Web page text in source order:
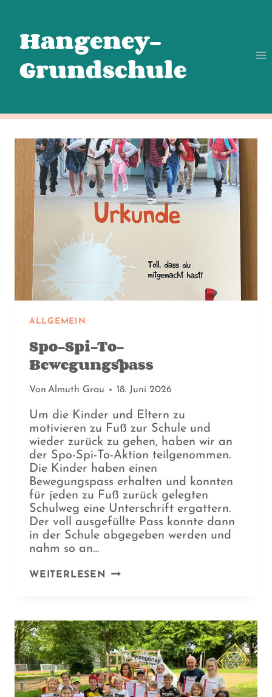
springenHangeney-
Grundschule
ALLGEMEIN
Spo-Spi-To-
Bewegungspass
Von Almuth Grau 18. Juni 2026
Um die Kinder und Eltern zu
motivieren zu Fuß zur Schule und
wieder zurück zu gehen, haben wir an
der Spo-Spi-To-Aktion teilgenommen.
Die Kinder haben einen
Bewegungspass erhalten und konnten
für jeden zu Fuß zurück gelegten
Schulweg eine Unterschrift ergattern.
Der voll ausgefüllte Pass konnte dann
in der Schule abgegeben werden und
nahm so an…
WEITERLESEN
SPO-